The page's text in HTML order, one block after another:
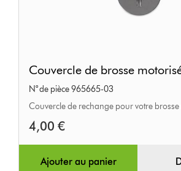
de
brosse
motorisée
Couvercle de brosse
N° de pièce 965665-03
Couvercle de rechange pour votre brosse
4,00 €
Ajouter au panier